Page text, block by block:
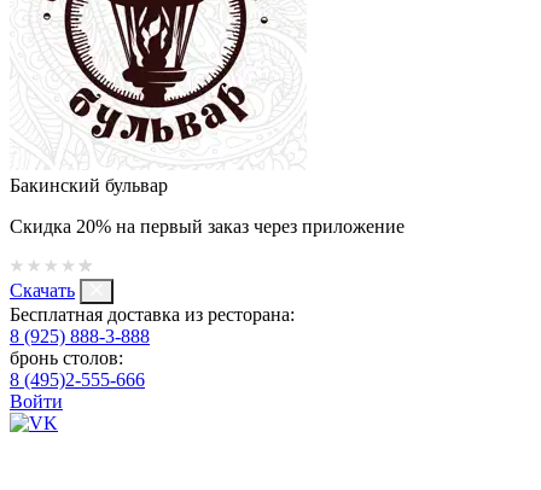
Бакинский бульвар
Скидка 20% на первый заказ через приложение
Скачать
Бесплатная доставка из ресторана:
8 (925) 888-3-888
бронь столов:
8 (495)2-555-666
Войти